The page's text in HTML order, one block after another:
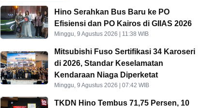
Hino Serahkan Bus Baru ke PO
Efisiensi dan PO Kairos di GIIAS 2026
Minggu, 9 Agustus 2026 | 11:38 WIB
Mitsubishi Fuso Sertifikasi 34 Karoseri
di 2026, Standar Keselamatan
Kendaraan Niaga Diperketat
Minggu, 9 Agustus 2026 | 07:42 WIB
TKDN Hino Tembus 71,75 Persen, 10